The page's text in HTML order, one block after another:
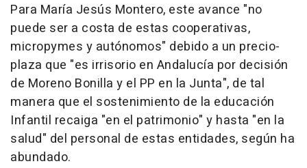
Para María Jesús Montero, este avance "no
puede ser a costa de estas cooperativas,
micropymes y autónomos" debido a un precio-
plaza que "es irrisorio en Andalucía por decisión
de Moreno Bonilla y el PP en la Junta", de tal
manera que el sostenimiento de la educación
Infantil recaiga "en el patrimonio" y hasta "en la
salud" del personal de estas entidades, según ha
abundado.